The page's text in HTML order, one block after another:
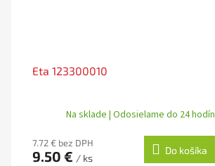
Eta 123300010
Na sklade | Odosielame do 24 hodín
7.72 € bez DPH
9.50 € / ks
Do košíka